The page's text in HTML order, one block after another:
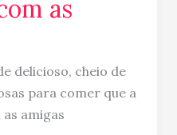
as
delicioso, cheio de
para comer que a
amigas